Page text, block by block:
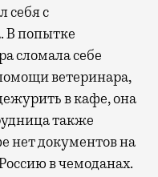
себя с
В попытке
сломала себе
ветеринара,
в кафе, она
также
нет документов на
в чемоданах.